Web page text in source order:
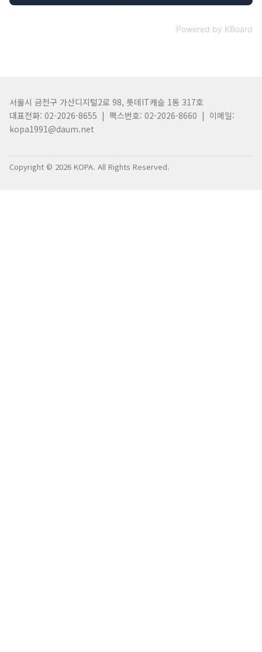
Powered by KBoard
서울시 금천구 가산디지털2로 98, 롯데IT캐슬 1동 317호
대표전화: 02-2026-8655 | 팩스번호: 02-2026-8660 | 이메일:
kopa1991@daum.net
Copyright © 2026 KOPA. All Rights Reserved.